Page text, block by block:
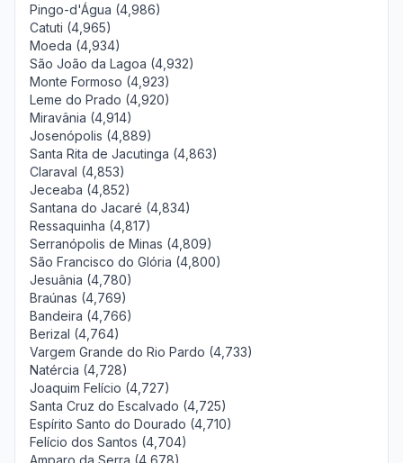
Pingo-d'Água (4,986)
Catuti (4,965)
Moeda (4,934)
São João da Lagoa (4,932)
Monte Formoso (4,923)
Leme do Prado (4,920)
Miravânia (4,914)
Josenópolis (4,889)
Santa Rita de Jacutinga (4,863)
Claraval (4,853)
Jeceaba (4,852)
Santana do Jacaré (4,834)
Ressaquinha (4,817)
Serranópolis de Minas (4,809)
São Francisco do Glória (4,800)
Jesuânia (4,780)
Braúnas (4,769)
Bandeira (4,766)
Berizal (4,764)
Vargem Grande do Rio Pardo (4,733)
Natércia (4,728)
Joaquim Felício (4,727)
Santa Cruz do Escalvado (4,725)
Espírito Santo do Dourado (4,710)
Felício dos Santos (4,704)
Amparo da Serra (4,678)